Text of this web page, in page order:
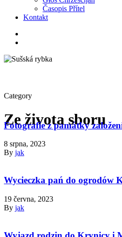
Časopis Přítel
Kontakt
Category
Ze života sboru
Fotografie z památky
8 srpna, 2023
By jak
Wycieczka pań do ogrodów
19 června, 2023
By jak